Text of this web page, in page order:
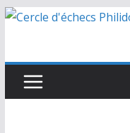
Passer